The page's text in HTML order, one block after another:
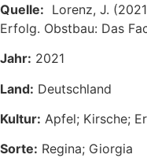
Quelle: Lorenz, J.
Erfolg. Obstbau: Das
Jahr: 2021
Land: Deutschland
Kultur: Apfel; Kirsche;
Sorte: Regina; Giorgia